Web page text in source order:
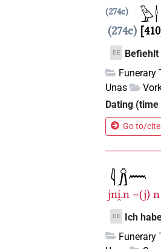
274c
274c 410
DE
Befiehlt
Funerary
Unas
Dating
Go to/
jni̯.n =(j) n
DE
Ich
Funerary